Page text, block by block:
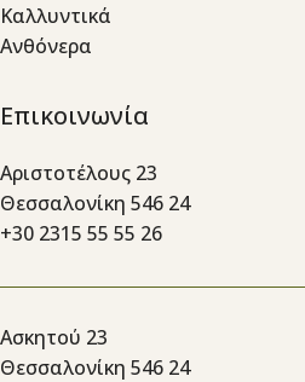
Καλλυντικά
Ανθόνερα
Επικοινωνία
Αριστοτέλους 23
Θεσσαλονίκη 546 24
+30 2315 55 55 26
Ασκητού 23
Θεσσαλονίκη 546 24